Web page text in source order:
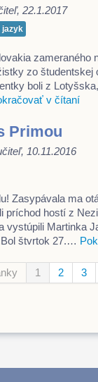
22.1.2017
jazyk
zameraného
zo študentskej
boli z
v čítaní
Primou
10.11.2016
Zasypávala ma
príchod hostí z
vystúpili Martinka
štvrtok 27.…
1 2 3